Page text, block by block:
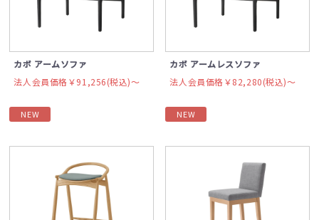
カボ アームソファ
法人会員価格￥91,256(税込)〜
NEW
カボ アームレスソファ
法人会員価格￥82,280(税込)〜
NEW